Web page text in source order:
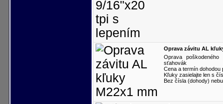
Oprava závitu AL
Oprava
sťahovák
Cena a termín dohodou
Kľuky zasielajte len s
Bez čísla (dohody)